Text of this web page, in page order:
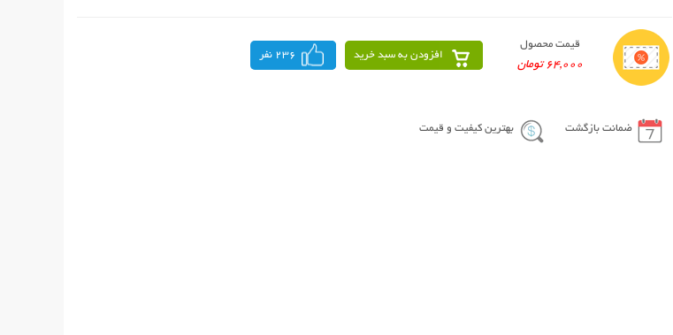
قیمت محصول
64,000 تومان
افزودن به سبد خرید 236 نفر
ضمانت بازگشت بهترین کیفیت و قیمت